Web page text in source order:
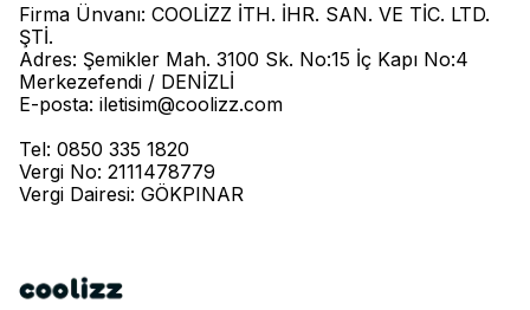
Firma Ünvanı: COOLİZZ İTH. İHR. SAN. VE TİC. LTD.
ŞTİ.
Adres: Şemikler Mah. 3100 Sk. No:15 İç Kapı No:4
Merkezefendi / DENİZLİ
E-posta: iletisim@coolizz.com
Tel: 0850 335 1820
Vergi No: 2111478779
Vergi Dairesi: GÖKPINAR